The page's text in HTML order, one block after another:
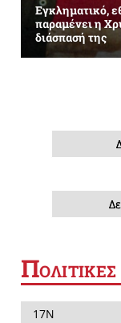
Εγκληματικό,
παραμένει η
διάσπασή της
Π
17Ν